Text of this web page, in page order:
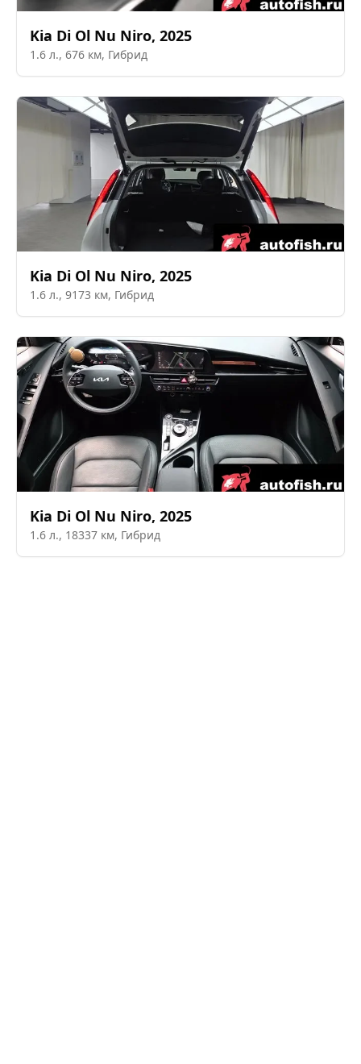
Kia Di Ol Nu Niro, 2025
1.6 л., 676 км, Гибрид
Kia Di Ol Nu Niro, 2025
1.6 л., 9173 км, Гибрид
Kia Di Ol Nu Niro, 2025
1.6 л., 18337 км, Гибрид